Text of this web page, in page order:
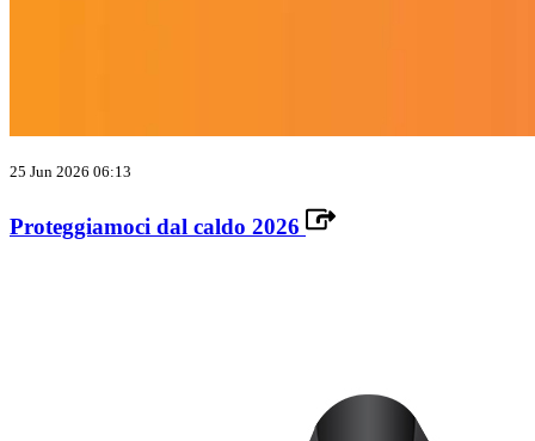
25 Jun 2026 06:13
Proteggiamoci dal caldo 2026